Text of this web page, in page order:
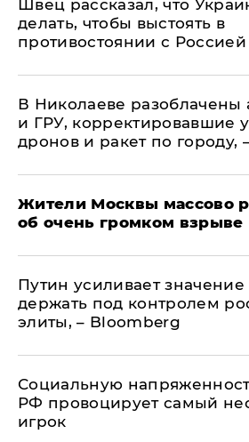
Швец рассказал, что
делать, чтобы выстоять в
противостоянии с Россией
В Николаеве разоблачены
и ГРУ, корректировавшие
дронов и ракет по городу,
Жители Москвы массово
об очень громком взрыве
Путин усиливает
держать под контролем
элиты, – Bloomberg
Социальную
РФ провоцирует самый
игрок